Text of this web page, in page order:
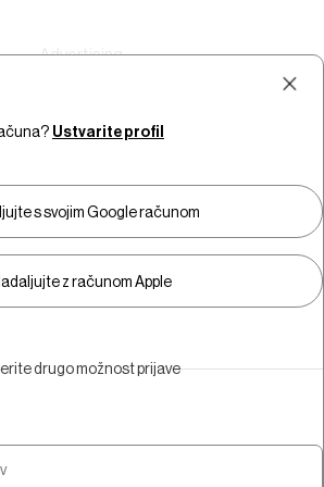
Prijava
video vsebine morate
biti naročniki.
Naročite se
Ustvarite profil
s svojim Google računom
z računom Apple
drugo možnost prijave